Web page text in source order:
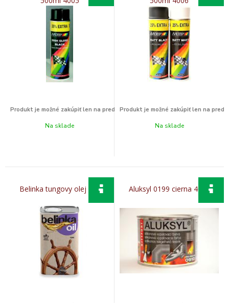
Na sklade Na sklade
Belinka tungovy olej 0,5l Aluksyl 0199 cierna 400g